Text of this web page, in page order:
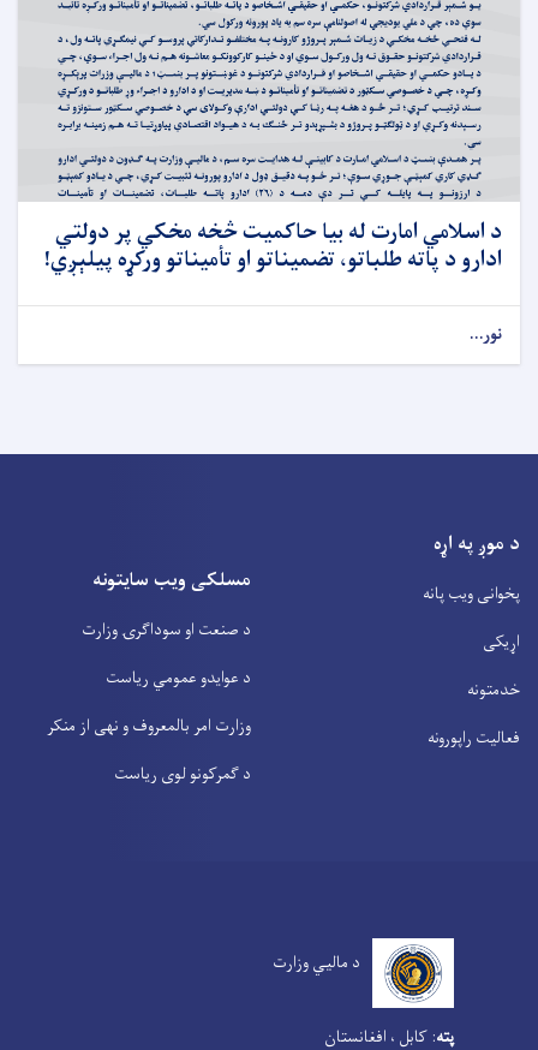
د اسلامي امارت له بیا حاکمیت څخه مخکي پر دولتي
ادارو د پاته طلباتو، تضمیناتو او تأمیناتو ورکړه پیلېږي!
نور...
د موږ په اړه
پخوانی ویب پانه
اړیکی
خدمتونه
فعالیت راپورونه
مسلکی ویب سایتونه
د صنعت او سوداگرۍ وزارت
د عوایدو عمومي ریاست
وزارت امر بالمعروف و نهی از منکر
د گمرکونو لوی ریاست
د مالیي وزارت
پته: کابل ، افغانستان